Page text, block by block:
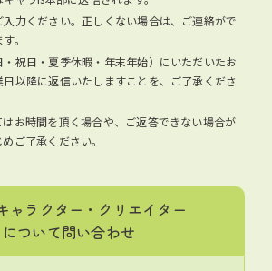
力ください。正しくない場合は、ご連絡がで
。
祝日・夏季休暇・年末年始）にいただいたお
以降に返信いたしますことを、ご了承くださ
お時間を頂く場合や、ご返答できない場合が
ご了承ください。
ャラクター・クリエイター
について問い合わせ